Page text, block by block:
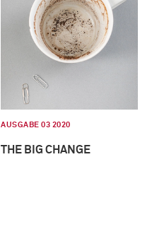
AUSGABE 03 2020
THE BIG CHANGE